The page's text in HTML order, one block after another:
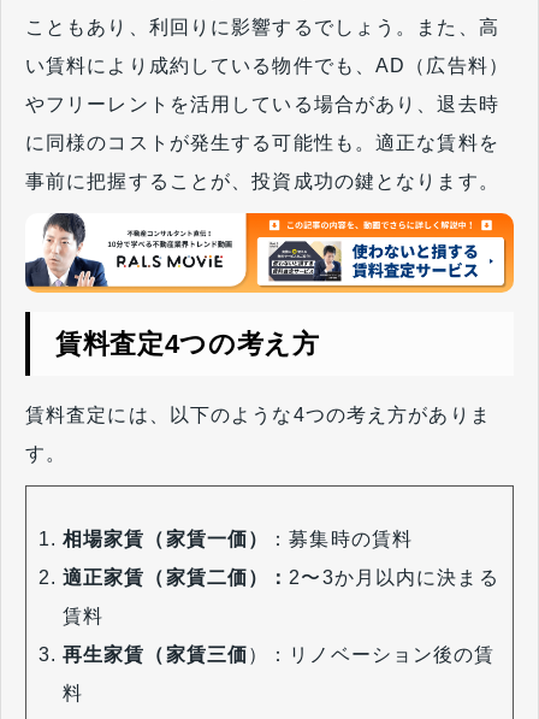
こともあり、利回りに影響するでしょう。また、高
い賃料により成約している物件でも、AD（広告料）
やフリーレントを活用している場合があり、退去時
に同様のコストが発生する可能性も。適正な賃料を
事前に把握することが、投資成功の鍵となります。
賃料査定4つの考え方
賃料査定には、以下のような4つの考え方がありま
す。
相場家賃（家賃一価）
：募集時の賃料
適正家賃（家賃二価）： 2〜3か月以内に決まる
賃料
再生家賃（家賃三価）：リノベーション後の賃
料